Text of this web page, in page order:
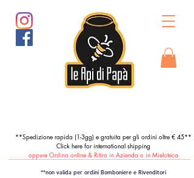
**Spedizione rapida (1-3gg) e gratuita per gli ordini oltre € 45**
Click here for international shipping
oppure Ordina online & Ritira in Azienda o in Mieloteca
**non valida per ordini Bomboniere e Rivenditori